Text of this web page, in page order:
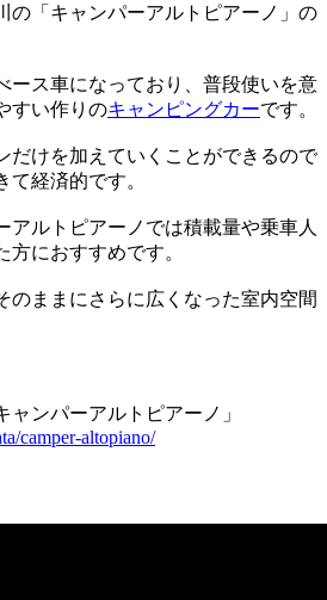
の「キャンパーアルトピアーノ」の
ース車になっており、普段使いを意
すい作りのキャンピングカーです。
だけを加えていくことができるので
経済的です。
アルトピアーノでは積載量や乗車人
におすすめです。
のままにさらに広くなった室内空間
ンパーアルトピアーノ」
camper-altopiano/